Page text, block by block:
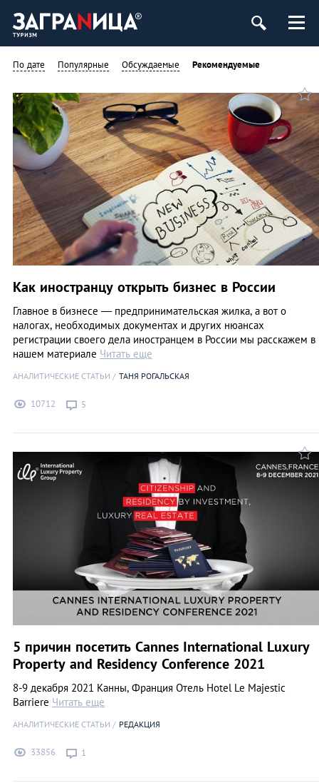
По дате Популярные Обсуждаемые Рекомендуемые
Как иностранцу открыть бизнес в России
Главное в бизнесе — предпринимательская жилка, а вот о
налогах, необходимых документах и других нюансах
регистрации своего дела иностранцем в России мы расскажем в
нашем материале Читать еще
АНАЛИТИЧЕСКИЕ СТАТЬИ ТАНЯ РОГАЛЬСКАЯ
10712 5
5 причин посетить Cannes International Luxury
Property and Residency Conference 2021
8-9 декабря 2021 Канны, Франция Отель Hotel Le Majestic
Barriere Читать еще
АНАЛИТИЧЕСКИЕ СТАТЬИ РЕДАКЦИЯ
33856 1